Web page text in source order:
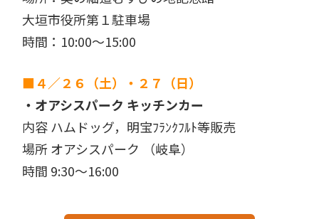
大垣市役所第１駐車場
時間：10:00〜15:00
■４／２６（土）・２７（日）
・オアシスパーク キッチンカー
内容 ハムドッグ，明宝ﾌﾗﾝｸﾌﾙﾄ等販売
場所 オアシスパーク （岐阜）
時間 9:30〜16:00